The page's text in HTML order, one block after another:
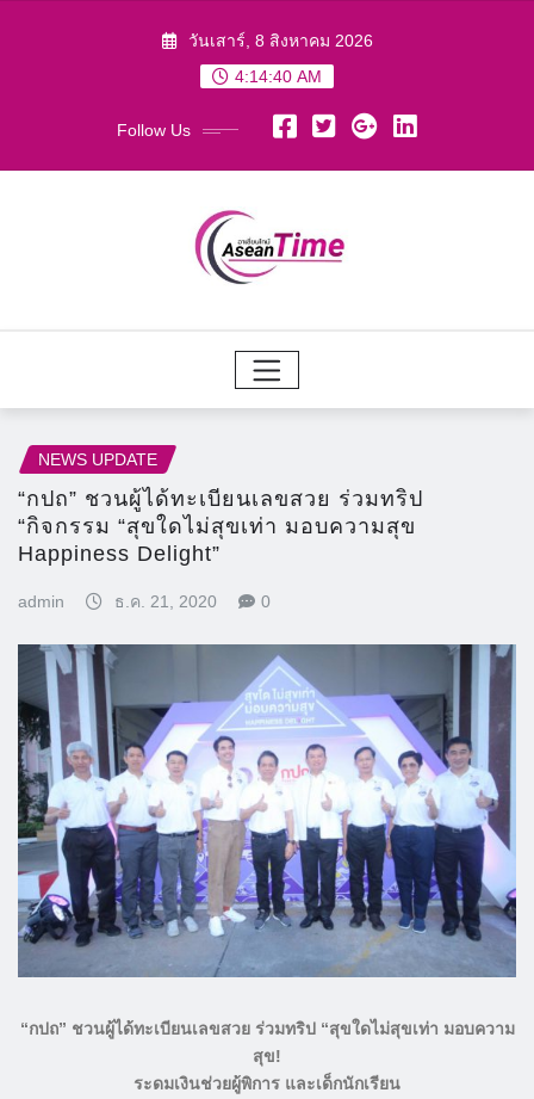
วันเสาร์, 8 สิงหาคม 2026
4:14:41 AM
Follow Us
NEWS UPDATE
“กปถ” ชวนผู้ได้ทะเบียนเลขสวย ร่วมทริป
“กิจกรรม “สุขใดไม่สุขเท่า มอบความสุข
Happiness Delight”
admin ธ.ค. 21, 2020 0
“กปถ” ชวนผู้ได้ทะเบียนเลขสวย ร่วมทริป “สุขใดไม่สุขเท่า มอบความ
สุข!
ระดมเงินช่วยผู้พิการ และเด็กนักเรียน